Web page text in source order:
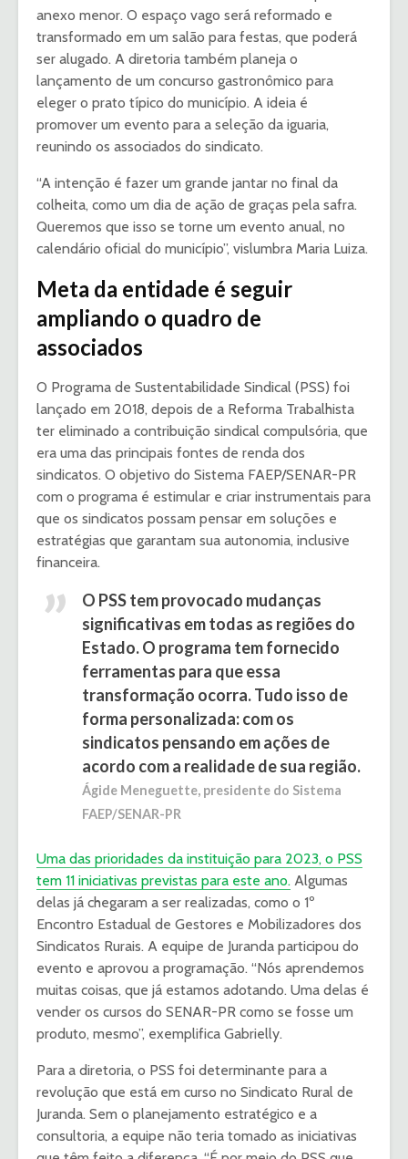
anexo menor. O espaço vago será reformado e
transformado em um salão para festas, que poderá
ser alugado. A diretoria também planeja o
lançamento de um concurso gastronômico para
eleger o prato típico do município. A ideia é
promover um evento para a seleção da iguaria,
reunindo os associados do sindicato.
“A intenção é fazer um grande jantar no final da
colheita, como um dia de ação de graças pela safra.
Queremos que isso se torne um evento anual, no
calendário oficial do município”, vislumbra Maria Luiza.
Meta da entidade é seguir
ampliando o quadro de
associados
O Programa de Sustentabilidade Sindical (PSS) foi
lançado em 2018, depois de a Reforma Trabalhista
ter eliminado a contribuição sindical compulsória, que
era uma das principais fontes de renda dos
sindicatos. O objetivo do Sistema FAEP/SENAR-PR
com o programa é estimular e criar instrumentais para
que os sindicatos possam pensar em soluções e
estratégias que garantam sua autonomia, inclusive
financeira.
O PSS tem provocado mudanças
significativas em todas as regiões do
Estado. O programa tem fornecido
ferramentas para que essa
transformação ocorra. Tudo isso de
forma personalizada: com os
sindicatos pensando em ações de
acordo com a realidade de sua região.
Ágide Meneguette, presidente do Sistema
FAEP/SENAR-PR
Uma das prioridades da instituição para 2023, o PSS
tem 11 iniciativas previstas para este ano. Algumas
delas já chegaram a ser realizadas, como o 1º
Encontro Estadual de Gestores e Mobilizadores dos
Sindicatos Rurais. A equipe de Juranda participou do
evento e aprovou a programação. “Nós aprendemos
muitas coisas, que já estamos adotando. Uma delas é
vender os cursos do SENAR-PR como se fosse um
produto, mesmo”, exemplifica Gabrielly.
Para a diretoria, o PSS foi determinante para a
revolução que está em curso no Sindicato Rural de
Juranda. Sem o planejamento estratégico e a
consultoria, a equipe não teria tomado as iniciativas